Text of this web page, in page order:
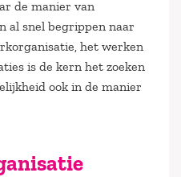
de manier van
al snel begrippen naar
het werken
is de kern het zoeken
ook in de manier